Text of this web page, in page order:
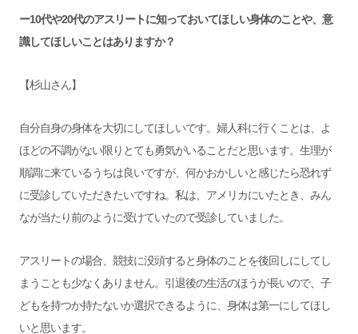
ー10代や20代のアスリートに知っておいてほしい身体のことや、意
識してほしいことはありますか？
【杉山さん】
自分自身の身体を大切にしてほしいです。婦人科に行くことは、よ
ほどの不調がない限りとても勇気がいることだと思います。生理が
順調に来ているうちは良いですが、何かおかしいと感じたら恐れず
に受診していただきたいですね。私は、アメリカにいたとき、みん
なが当たり前のように受けていたので受診していました。
アスリートの場合、競技に没頭すると身体のことを後回しにしてし
まうことも少なくありません。引退後の生活のほうが長いので、子
どもを持つか持たないか選択できるように、身体は第一にしてほし
いと思います。